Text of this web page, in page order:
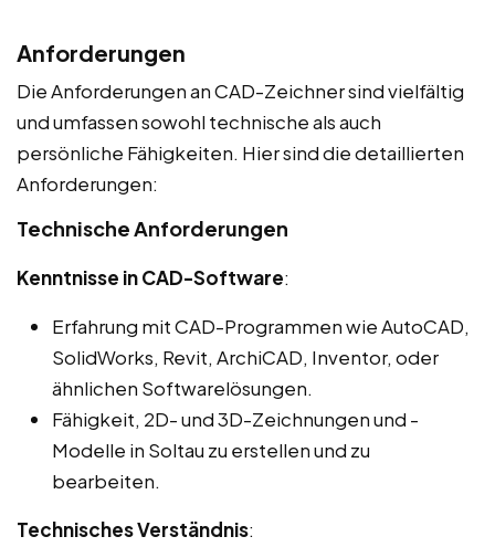
Anforderungen
Die Anforderungen an CAD-Zeichner sind vielfältig
und umfassen sowohl technische als auch
persönliche Fähigkeiten. Hier sind die detaillierten
Anforderungen:
Technische Anforderungen
Kenntnisse in CAD-Software:
Erfahrung mit CAD-Programmen wie AutoCAD,
SolidWorks, Revit, ArchiCAD, Inventor, oder
ähnlichen Softwarelösungen.
Fähigkeit, 2D- und 3D-Zeichnungen und -
Modelle in Soltau zu erstellen und zu
bearbeiten.
Technisches Verständnis: